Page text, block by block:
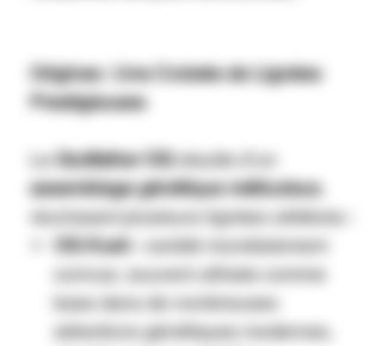
Origines : Une Croisée de Lignées
Prestigieuses
La Godfather OGrésulte d’un
assemblage génétique méticuleux,
réunissant plusieurs lignées célèbres :
OG Kush
: variété mondialement
connue, souvent utilisée comme
base dans de nombreuses
sélections génétiques modernes,